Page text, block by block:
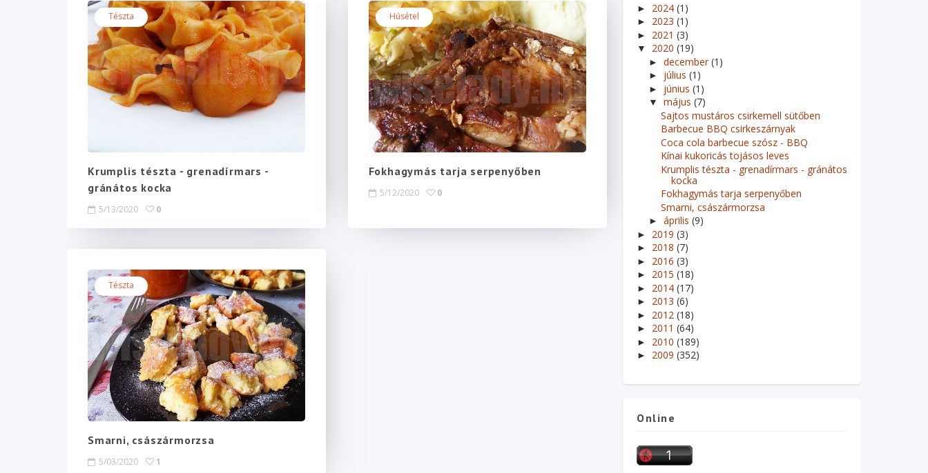
Tészta
Krumplis tészta - grenadírmars -
gránátos kocka
5/13/2020 0
Húsétel
Fokhagymás tarja serpenyőben
5/12/2020 0
Tészta
Smarni, császármorzsa
5/03/2020 1
► 2024 (1)
► 2023 (1)
► 2021 (3)
▼ 2020 (19)
► december(1)
► július (1)
► június (1)
▼ május (7)
Sajtos mustáros csirkemell sütőben
Barbecue BBQ csirkeszárnyak
Coca cola barbecue szósz - BBQ
Kínai kukoricás tojásos leves
Krumplis tészta - grenadírmars - gránátos
kocka
Fokhagymás tarja serpenyőben
Smarni, császármorzsa
► április (9)
► 2019 (3)
► 2018 (7)
► 2016 (3)
► 2015 (18)
► 2014 (17)
► 2013 (6)
► 2012 (18)
► 2011 (64)
► 2010 (189)
► 2009 (352)
Online